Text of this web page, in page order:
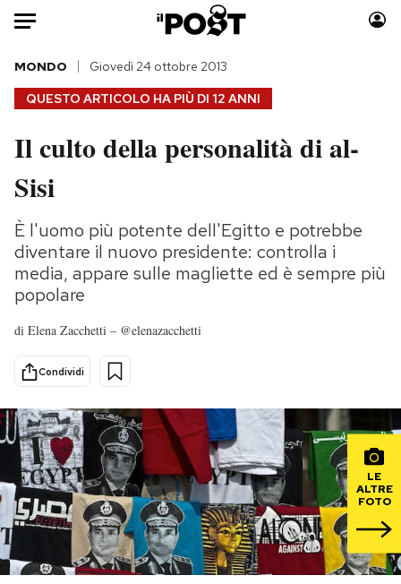
Auto
HOME
Italia
Tecnologia
Internet
Scienza
Cultura
Economia
Sport
Moda
Storie/Idee
Ok Boomer!
Media
PODCAST
NEWSLETTER
I MIEI PREFERITI
QUESTO ARTICOLO HA PIÙ DI 12 ANNI
MONDO Giovedì 24 ottobre 2013
Il culto della personalità di al-
Sisi
È l'uomo più potente dell'Egitto e potrebbe
diventare il nuovo presidente: controlla i
media, appare sulle magliette ed è sempre più
popolare
di Elena Zacchetti – @elenazacchetti
Condividi
LE
ALTRE
FOTO